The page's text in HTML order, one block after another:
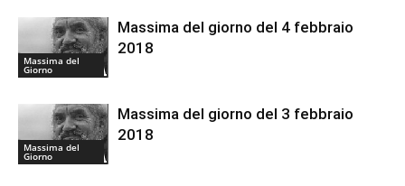
Massima del
Giorno
Massima del giorno del 4 febbraio
2018
Massima del
Giorno
Massima del giorno del 3 febbraio
2018